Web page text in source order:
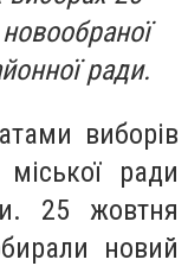
ради.
виборів
ради
25 жовтня
новий